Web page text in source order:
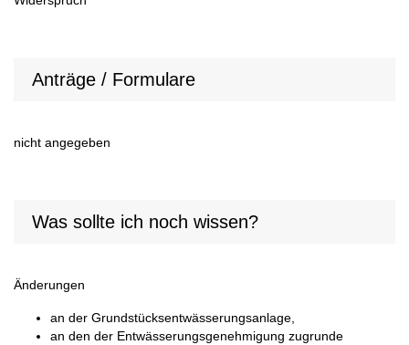
Anträge / Formulare
nicht angegeben
Was sollte ich noch wissen?
Änderungen
an der Grundstücksentwässerungsanlage,
an den der Entwässerungsgenehmigung zugrunde